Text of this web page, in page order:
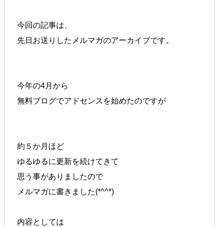
今回の記事は、
先日お送りしたメルマガのアーカイブです。
今年の4月から
無料ブログでアドセンスを始めたのですが
約５か月ほど
ゆるゆるに更新を続けてきて
思う事がありましたので
メルマガに書きました(*^^*)
内容としては